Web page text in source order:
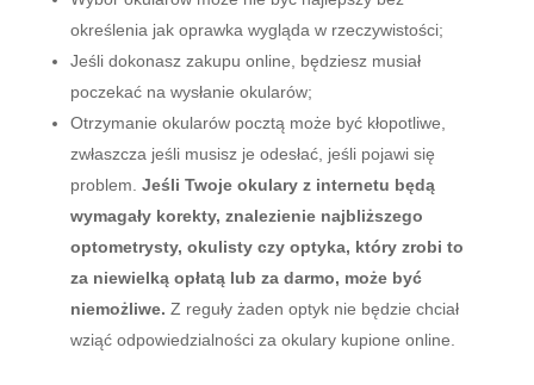
określenia jak oprawka wygląda w rzeczywistości;
Jeśli dokonasz zakupu online, będziesz musiał
poczekać na wysłanie okularów;
Otrzymanie okularów pocztą może być kłopotliwe,
zwłaszcza jeśli musisz je odesłać, jeśli pojawi się
problem. Jeśli Twoje okulary z internetu będą
wymagały korekty, znalezienie najbliższego
optometrysty, okulisty czy optyka, który zrobi to
za niewielką opłatą lub za darmo, może być
niemożliwe. Z reguły żaden optyk nie będzie chciał
wziąć odpowiedzialności za okulary kupione online.